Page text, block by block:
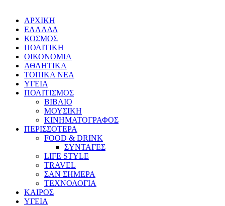
ΑΡΧΙΚΗ
ΕΛΛΑΔΑ
ΚΟΣΜΟΣ
ΠΟΛΙΤΙΚΗ
ΟΙΚΟΝΟΜΙΑ
ΑΘΛΗΤΙΚΑ
ΤΟΠΙΚΑ ΝΕΑ
ΥΓΕΙΑ
ΠΟΛΙΤΙΣΜΟΣ
ΒΙΒΛΙΟ
ΜΟΥΣΙΚΗ
ΚΙΝΗΜΑΤΟΓΡΑΦΟΣ
ΠΕΡΙΣΣΟΤΕΡΑ
FOOD & DRINK
ΣΥΝΤΑΓΕΣ
LIFE STYLE
TRAVEL
ΣΑΝ ΣΗΜΕΡΑ
ΤΕΧΝΟΛΟΓΙΑ
ΚΑΙΡΟΣ
ΥΓΕΙΑ